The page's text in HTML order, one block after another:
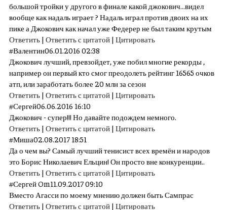
большой тройки у другого в финале какой джокович…видел
вообще как надаль играет ? Надаль играл против двоих на их
пике а Джокович как начал уже Федерер не был таким крутым
Ответить | Ответить с цитатой | Цитировать
#Валентин06.01.2016 02:38
Джокович лучший, превзойдет, уже побил многие рекорды ,
например он первый кто смог преодолеть рейтинг 16565 очков
атп, или заработать более 20 млн за сезон
Ответить | Ответить с цитатой | Цитировать
#Сергей06.06.2016 16:10
Джокович - супер!!! Но давайте подождем немного.
Ответить | Ответить с цитатой | Цитировать
#Миша02.08.2017 18:51
Да о чем вы? Самый лучший тенисист всех времён и народов
это Борис Николаевич Ельцин! Он просто вне конкуренции..
Ответить | Ответить с цитатой | Цитировать
#Сергей Om11.09.2017 09:10
Вместо Агасси по моему мнению должен быть Сампрас
Ответить | Ответить с цитатой | Цитировать